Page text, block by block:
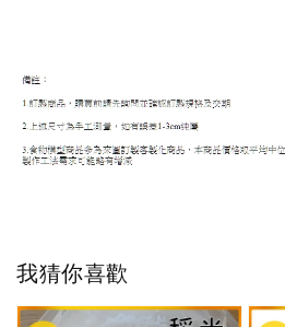
我猜你喜歡